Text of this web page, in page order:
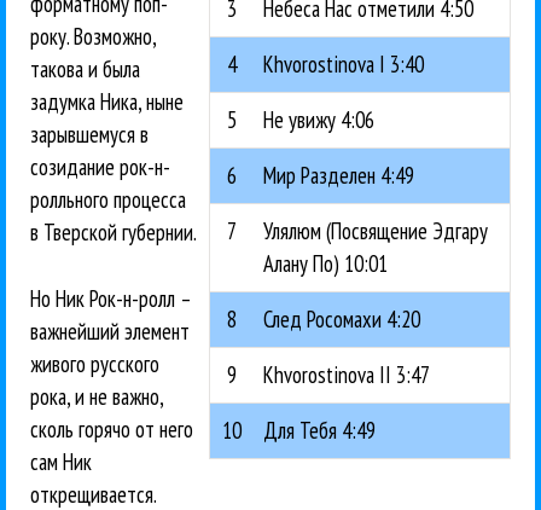
3
Небеса Нас отметили 4:50
4
Khvorostinova I 3:40
5
Не увижу 4:06
6
Мир Разделен 4:49
7
Улялюм (Посвящение Эдгару
Алану По) 10:01
8
След Росомахи 4:20
9
Khvorostinova II 3:47
10
Для Тебя 4:49
року. Возможно,
такова и была
задумка Ника, ныне
зарывшемуся в
созидание рок-н-
ролльного процесса
в Тверской губернии.
Но Ник Рок-н-ролл –
важнейший элемент
живого русского
рока, и не важно,
сколь горячо от него
сам Ник
открещивается.